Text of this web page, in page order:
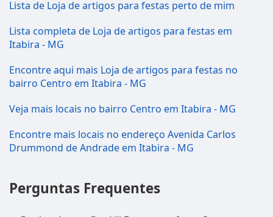
Lista de Loja de artigos para festas perto de mim
Lista completa de Loja de artigos para festas em
Itabira - MG
Encontre aqui mais Loja de artigos para festas no
bairro Centro em Itabira - MG
Veja mais locais no bairro Centro em Itabira - MG
Encontre mais locais no endereço Avenida Carlos
Drummond de Andrade em Itabira - MG
Perguntas Frequentes